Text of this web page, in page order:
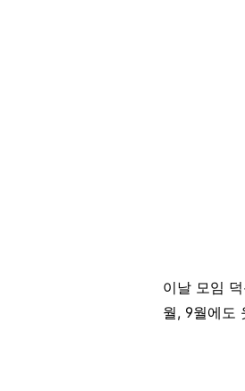
이날 모임
월, 9월에도